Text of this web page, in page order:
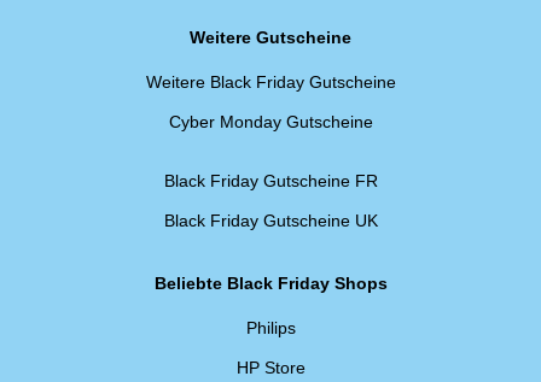
Weitere Gutscheine
Weitere Black Friday Gutscheine
Cyber Monday Gutscheine
Black Friday Gutscheine FR
Black Friday Gutscheine UK
Beliebte Black Friday Shops
Philips
HP Store